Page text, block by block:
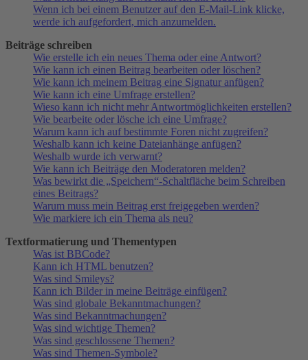
Wenn ich bei einem Benutzer auf den E-Mail-Link klicke,
werde ich aufgefordert, mich anzumelden.
Beiträge schreiben
Wie erstelle ich ein neues Thema oder eine Antwort?
Wie kann ich einen Beitrag bearbeiten oder löschen?
Wie kann ich meinem Beitrag eine Signatur anfügen?
Wie kann ich eine Umfrage erstellen?
Wieso kann ich nicht mehr Antwortmöglichkeiten erstellen?
Wie bearbeite oder lösche ich eine Umfrage?
Warum kann ich auf bestimmte Foren nicht zugreifen?
Weshalb kann ich keine Dateianhänge anfügen?
Weshalb wurde ich verwarnt?
Wie kann ich Beiträge den Moderatoren melden?
Was bewirkt die „Speichern“-Schaltfläche beim Schreiben
eines Beitrags?
Warum muss mein Beitrag erst freigegeben werden?
Wie markiere ich ein Thema als neu?
Textformatierung und Thementypen
Was ist BBCode?
Kann ich HTML benutzen?
Was sind Smileys?
Kann ich Bilder in meine Beiträge einfügen?
Was sind globale Bekanntmachungen?
Was sind Bekanntmachungen?
Was sind wichtige Themen?
Was sind geschlossene Themen?
Was sind Themen-Symbole?